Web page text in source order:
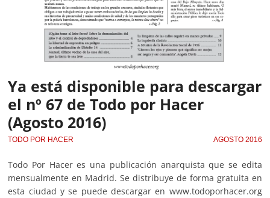
Ya está disponible para descargar
el nº 67 de Todo por Hacer
(Agosto 2016)
TODO POR HACER AGOSTO 2016
Todo Por Hacer es una publicación anarquista que se edita
mensualmente en Madrid. Se distribuye de forma gratuita en
esta ciudad y se puede descargar en www.todoporhacer.org